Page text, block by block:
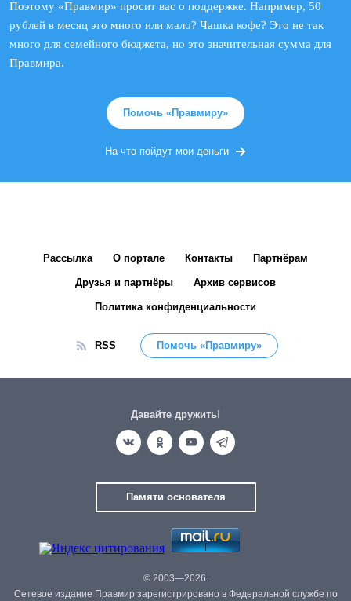
Поэтому «Правмир» просит вас о поддержке. Например, 50
рублей в месяц это много или мало? Чашка кофе? Это не так
много для семейного бюджета, но это значительная сумма для
Правмира.
Помочь «Правмиру»
На что пойдут мои деньги
Рассылка О портале Контакты Партнёрам
Друзья и партнёры Архив сервисов
Политика конфиденциальности
RSS Помочь «Правмиру»
Давайте дружить!
Памяти основателя
© 2003—2026.
Сетевое издание Правмир зарегистрировано в Федеральной службе по